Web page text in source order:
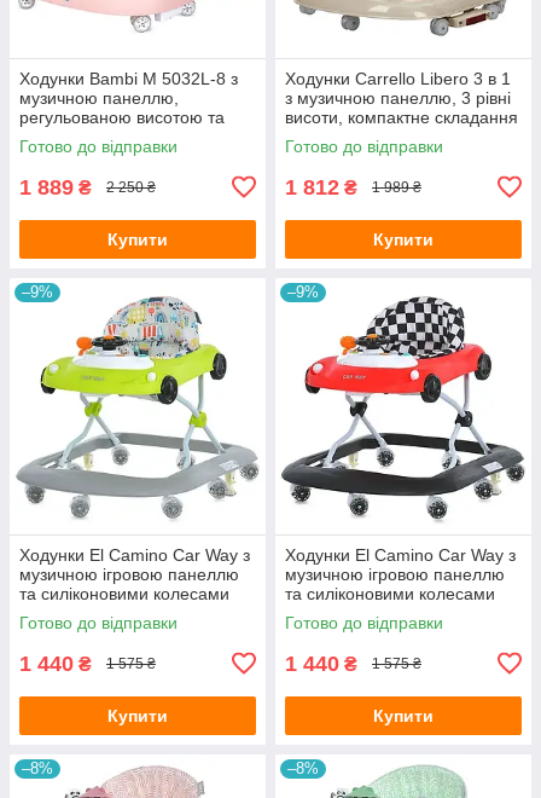
Ходунки Bambi M 5032L-8 з
музичною панеллю,
регульованою висотою та
світловими ефектами
Готово до відправки
1 889 ₴ 2 250 ₴
Купити
Ходунки Carrello Libero 3 в 1
з музичною панеллю, 3 рівні
висоти, компактне складання
(CRL-9602/3 Red)
Готово до відправки
1 812 ₴ 1 989 ₴
Купити
–9%
Ходунки El Camino Car Way з
музичною ігровою панеллю
та силіконовими колесами
(ME 1216 Green-Gray)
Готово до відправки
1 440 ₴ 1 575 ₴
Купити
–9%
Ходунки El Camino Car Way з
музичною ігровою панеллю
та силіконовими колесами
(ME 1216 Red-Black)
Готово до відправки
1 440 ₴ 1 575 ₴
Купити
–8% –8%